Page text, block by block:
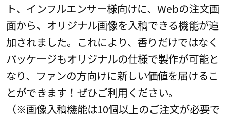
ト、インフルエンサー様向けに、Webの注文画
面から、オリジナル画像を入稿できる機能が追
加されました。これにより、香りだけではなく
パッケージもオリジナルの仕様で製作が可能と
なり、ファンの方向けに新しい価値を届けるこ
とができます！ぜひご利用ください。
（※画像入稿機能は10個以上のご注文が必要で